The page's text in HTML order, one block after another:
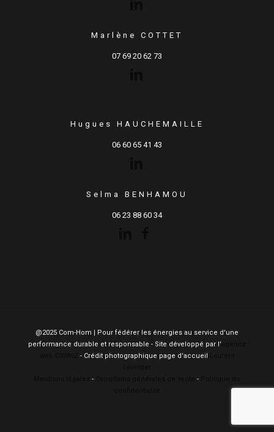
Marlène COTTET
07 69 20 62 73
Hugues HAUCHEMAILLE
06 60 65 41 43
Selma BENHAMOU
06 23 88 60 34
@2025 Com-Hom | Pour fédérer les énergies au service d'une
performance durable et responsable - Site développé par l'
- Crédit photographique page d'accueil
- -